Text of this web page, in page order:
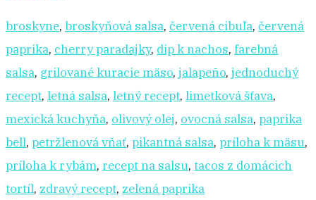
broskyne, broskyňová salsa, červená cibuľa, červená
paprika, cherry paradajky, dip k nachos, farebná
salsa, grilované kuracie mäso, jalapeño, jednoduchý
recept, letná salsa, letný recept, limetková šťava,
mexická kuchyňa, olivový olej, ovocná salsa, paprika
bell, petržlenová vňať, pikantná salsa, príloha k mäsu,
príloha k rybám, recept na salsu, tacos z domácich
tortíl, zdravý recept, zelená paprika